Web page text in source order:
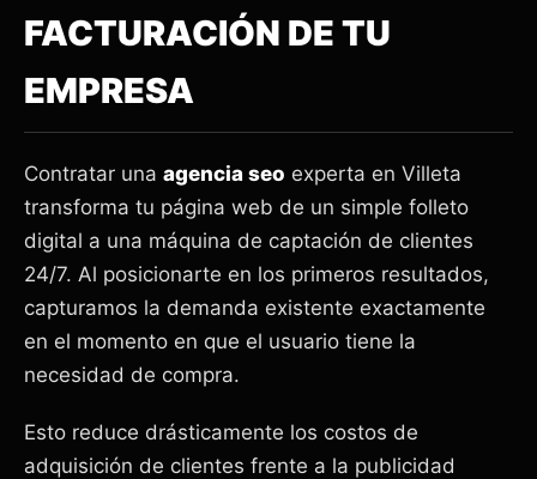
FACTURACIÓN DE TU
EMPRESA
Contratar una agencia seo experta en Villeta
transforma tu página web de un simple folleto
digital a una máquina de captación de clientes
24/7. Al posicionarte en los primeros resultados,
capturamos la demanda existente exactamente
en el momento en que el usuario tiene la
necesidad de compra.
Esto reduce drásticamente los costos de
adquisición de clientes frente a la publicidad